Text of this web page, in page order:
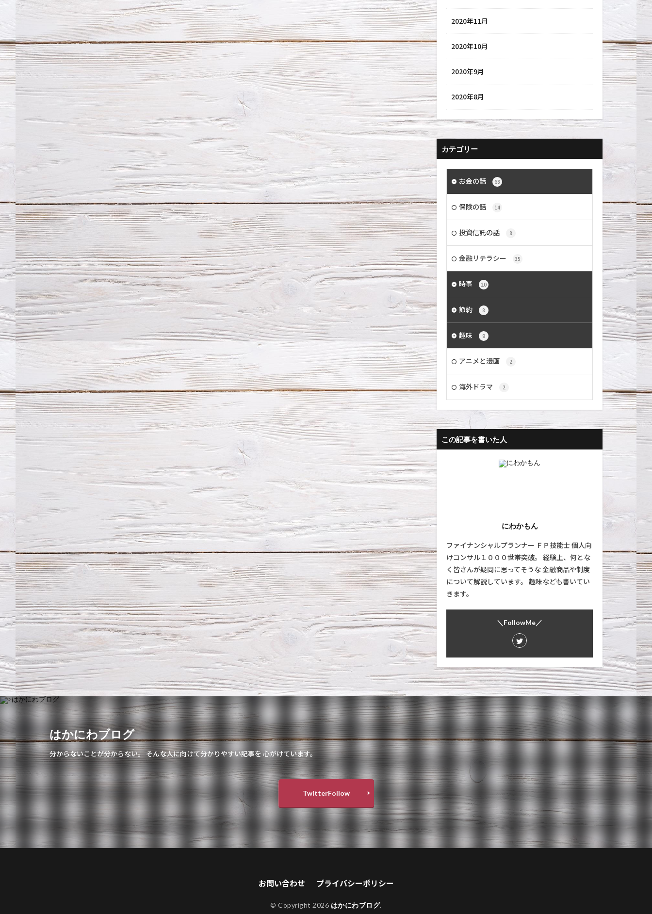
2020年11月
2020年10月
2020年9月
2020年8月
カテゴリー
お金の話 68
保険の話 14
投資信託の話 8
金融リテラシー 35
時事 20
節約 8
趣味 9
アニメと漫画 2
海外ドラマ 2
この記事を書いた人
にわかもん
ファイナンシャルプランナー ＦＰ技能士 個人向
けコンサル１０００世帯突破。 経験上、何とな
く皆さんが疑問に思ってそうな 金融商品や制度
について解説しています。 趣味なども書いてい
きます。
＼FollowMe／
はかにわブログ
分からないことが分からない。 そんな人に向けて分かりやすい記事を 心がけています。
TwitterFollow
お問い合わせ プライバシーポリシー
© Copyright 2026 はかにわブログ.